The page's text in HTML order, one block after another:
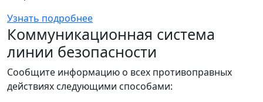
Узнать подробнее
Коммуникационная система
линии безопасности
Сообщите информацию о всех противоправных
действиях следующими способами: